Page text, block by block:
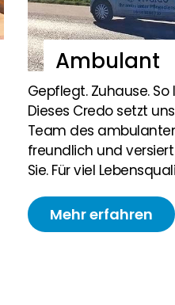
Ambulant
Gepflegt. Zuhause.
Dieses Credo setzt
Team des
freundlich und
Sie. Für viel
Mehr erfahren